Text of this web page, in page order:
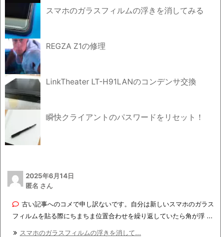
スマホのガラスフィルムの浮きを消してみる
REGZA Z1の修理
LinkTheater LT-H91LANのコンデンサ交換
瞬快クライアントのパスワードをリセット！
2025年6月14日
匿名 さん
古い記事へのコメで申し訳ないです。自分は新しいスマホのガラス
フィルムを貼る際にちまちま位置合わせを繰り返していたら角が浮 ...
スマホのガラスフィルムの浮きを消して...